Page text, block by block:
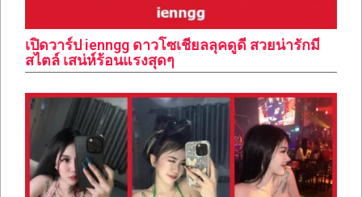
เปิดวาร์ป ienngg ดาวโซเชียลลุคดูดี สวยน่ารักมี
สไตล์ เสน่ห์ร้อนแรงสุดๆ